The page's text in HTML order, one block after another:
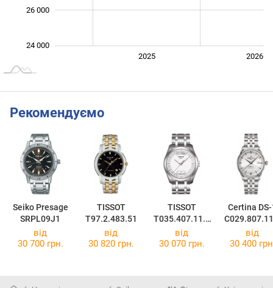
24 000
26 000
2025 2026
Рекомендуємо
Seiko Presage
SRPL09J1
TISSOT
T97.2.483.51
TISSOT
T035.407.11.0
31.00
Certina
31.00
від
30 700 грн.
від
30 820 грн.
від
30 070 грн.
від
30 400